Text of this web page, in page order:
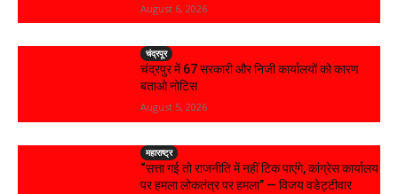
August 6, 2026
चंद्रपूर
चंद्रपुर में 67 सरकारी और निजी कार्यालयों को कारण
बताओ नोटिस
August 5, 2026
महाराष्ट्र
“सत्ता गई तो राजनीति में नहीं टिक पाएंगे, कांग्रेस कार्यालय
पर हमला लोकतंत्र पर हमला” — विजय वडेट्टीवार